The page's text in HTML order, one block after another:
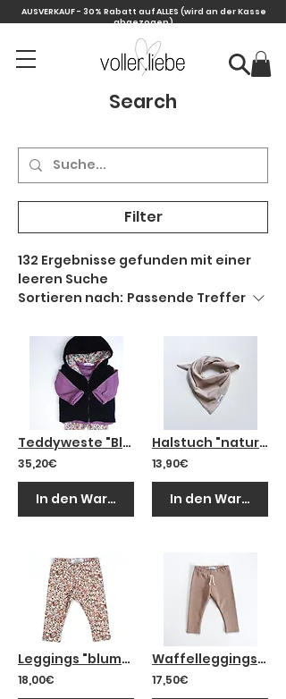
AUSVERKAUF - 30% Rabatt auf ALLES (wird an der Kasse
abgezogen)
Search
Filter
132 Ergebnisse gefunden mit einer
leeren Suche
Sortieren nach: Passende Treffer
Teddyweste "Blumen blau"
35,20€
In den Warenkorb
Halstuch "nature"
13,90€
In den Warenkorb
Leggings "blumen braun"
18,00€
Waffelleggings "taupe"
17,50€